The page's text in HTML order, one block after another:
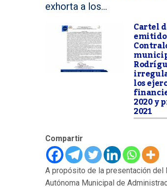
exhorta a los...
Cartel
los
2020 y
2021
Compartir
A propósito de la presentación del
Autónoma Municipal de